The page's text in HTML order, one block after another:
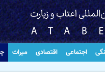
اجتماعی اقتصادی میراث